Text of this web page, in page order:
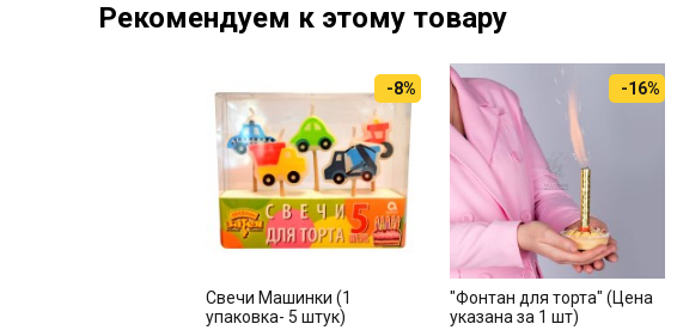
Рекомендуем к этому товару
-8%
Свечи Машинки (1
упаковка- 5 штук)
-16%
"Фонтан для торта" (Цена
указана за 1 шт)